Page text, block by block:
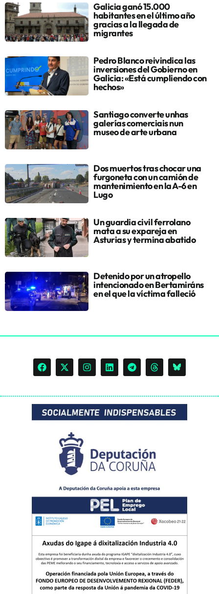
Galicia ganó 15.000
habitantes en el último año
gracias a la llegada de
migrantes
Pedro Blanco reivindica las
inversiones del Gobierno en
Galicia: «Está cumpliendo con
hechos»
Santiago converte unhas
galerías comerciais nun
museo de arte urbana
Dos muertos tras chocar una
furgoneta con un camión de
mantenimiento en la A-6 en
Lugo
Un guardia civil ferrolano
mata a su expareja en
Asturias y termina abatido
Detenido por un atropello
intencionado en Bertamiráns
en el que la víctima falleció